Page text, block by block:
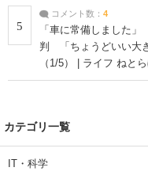
5
コメント数： 4
「車に常備しました
判 「ちょうどいい大
（1/5） | ライフ ねと
カテゴリ一覧
IT・科学